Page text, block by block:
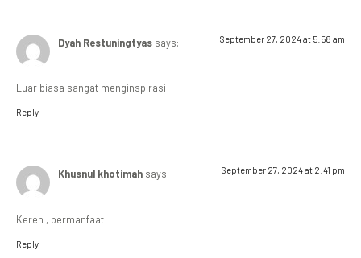
Dyah Restuningtyas says: September 27, 2024 at 5:58 am
Luar biasa sangat menginspirasi
Reply
Khusnul khotimah says: September 27, 2024 at 2:41 pm
Keren , bermanfaat
Reply